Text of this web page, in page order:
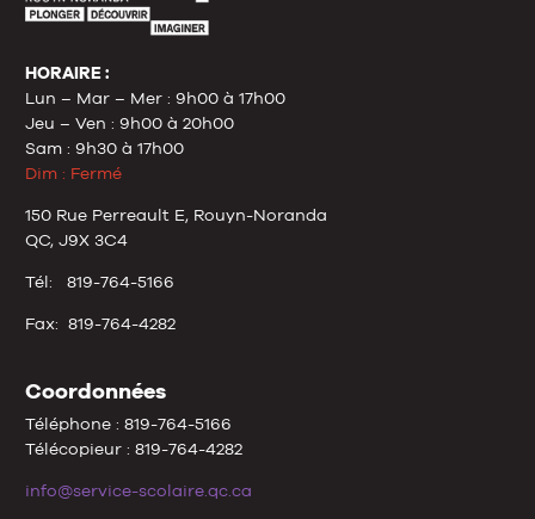
HORAIRE :
Lun – Mar – Mer : 9h00 à 17h00
Jeu – Ven : 9h00 à 20h00
Sam : 9h30 à 17h00
Dim : Fermé
150 Rue Perreault E, Rouyn-Noranda
QC, J9X 3C4
Tél: 819-764-5166
Fax: 819-764-4282
Coordonnées
Téléphone : 819-764-5166
Télécopieur : 819-764-4282
info@service-scolaire.qc.ca